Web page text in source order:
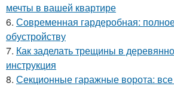
мечты в вашей квартире
6. Современная гардеробная:
обустройству
7. Как заделать трещины в
инструкция
8. Секционные гаражные ворота: